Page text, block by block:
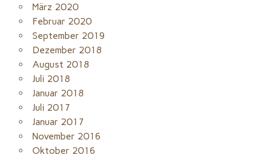
März 2020
Februar 2020
September 2019
Dezember 2018
August 2018
Juli 2018
Januar 2018
Juli 2017
Januar 2017
November 2016
Oktober 2016